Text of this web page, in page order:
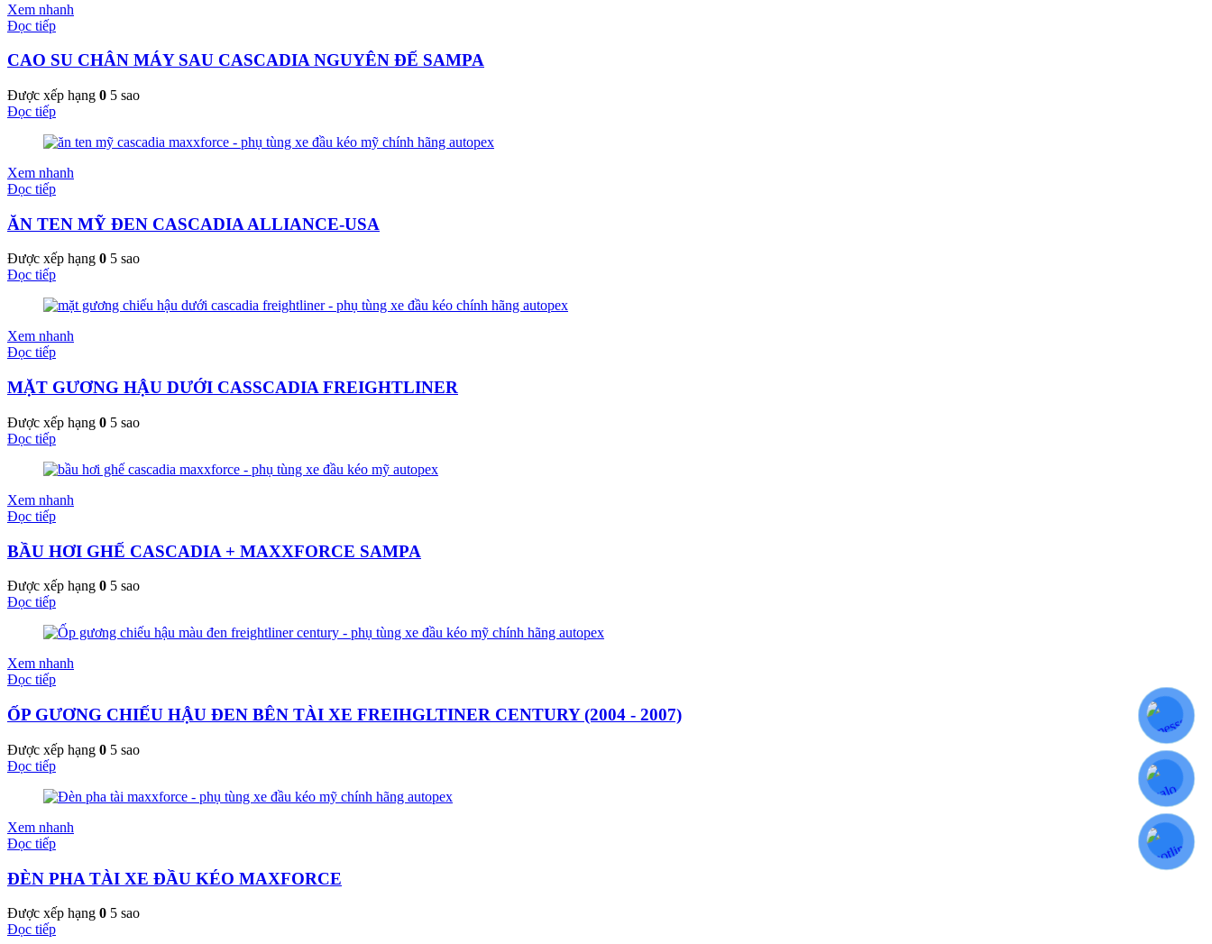
Xem nhanh
Đọc tiếp
CAO SU CHÂN MÁY SAU CASCADIA NGUYÊN ĐẾ SAMPA
Được xếp hạng 0 5 sao
Đọc tiếp
Xem nhanh
Đọc tiếp
ĂN TEN MỸ ĐEN CASCADIA ALLIANCE-USA
Được xếp hạng 0 5 sao
Đọc tiếp
Xem nhanh
Đọc tiếp
MẶT GƯƠNG HẬU DƯỚI CASSCADIA FREIGHTLINER
Được xếp hạng 0 5 sao
Đọc tiếp
Xem nhanh
Đọc tiếp
BẦU HƠI GHẾ CASCADIA + MAXXFORCE SAMPA
Được xếp hạng 0 5 sao
Đọc tiếp
Xem nhanh
Đọc tiếp
ỐP GƯƠNG CHIẾU HẬU ĐEN BÊN TÀI XE FREIHGLTINER CENTURY (2004 - 2007)
Được xếp hạng 0 5 sao
Đọc tiếp
Xem nhanh
Đọc tiếp
ĐÈN PHA TÀI XE ĐẦU KÉO MAXFORCE
Được xếp hạng 0 5 sao
Đọc tiếp